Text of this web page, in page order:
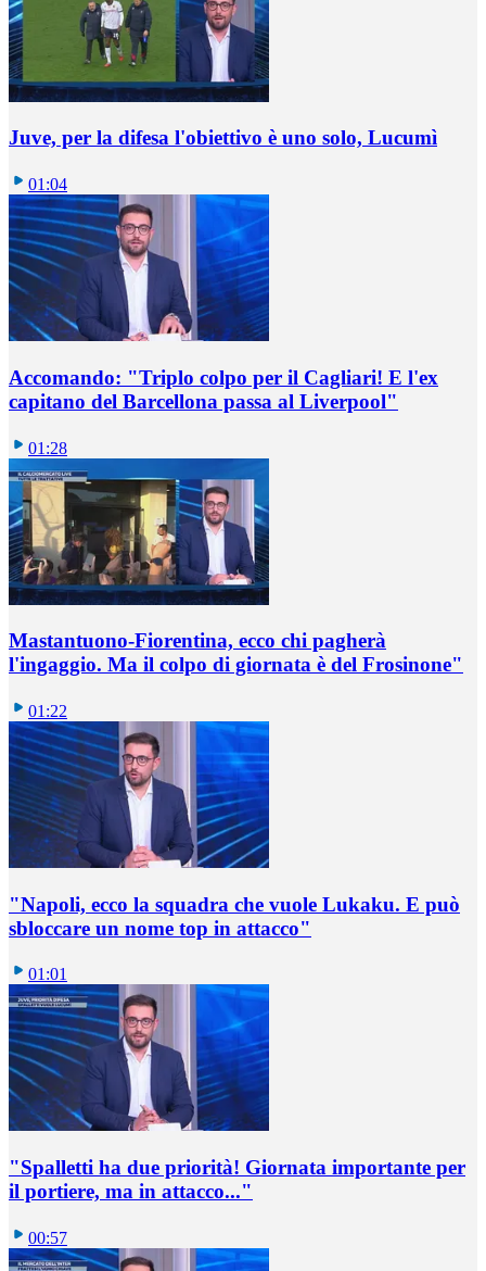
Juve, per la difesa l'obiettivo è uno solo, Lucumì
01:04
Accomando: "Triplo colpo per il Cagliari! E l'ex
capitano del Barcellona passa al Liverpool"
01:28
Mastantuono-Fiorentina, ecco chi pagherà
l'ingaggio. Ma il colpo di giornata è del Frosinone"
01:22
"Napoli, ecco la squadra che vuole Lukaku. E può
sbloccare un nome top in attacco"
01:01
"Spalletti ha due priorità! Giornata importante per
il portiere, ma in attacco..."
00:57